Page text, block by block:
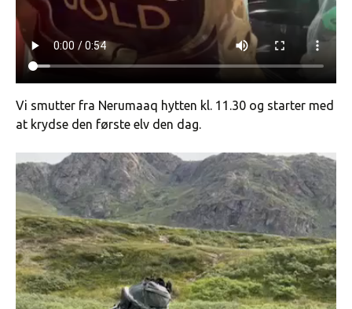
Vi smutter fra Nerumaaq hytten kl. 11.30 og starter med
at krydse den første elv den dag.